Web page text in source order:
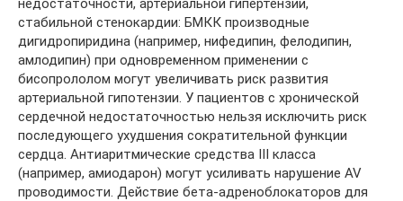
недостаточности, артериальной гипертензии,
стабильной стенокардии: БМКК производные
дигидропиридина (например, нифедипин, фелодипин,
амлодипин) при одновременном применении с
бисопрололом могут увеличивать риск развития
артериальной гипотензии. У пациентов с хронической
сердечной недостаточностью нельзя исключить риск
последующего ухудшения сократительной функции
сердца. Антиаритмические средства III класса
(например, амиодарон) могут усиливать нарушение AV
проводимости. Действие бета-адреноблокаторов для